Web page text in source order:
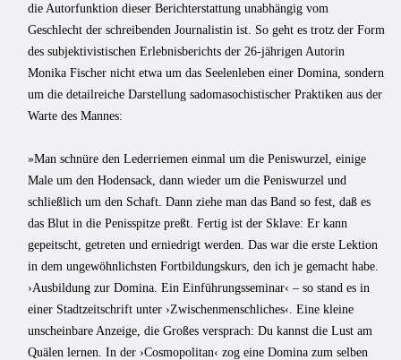
die Autorfunktion dieser Berichterstattung unabhängig vom
Geschlecht der schreibenden Journalistin ist. So geht es trotz der Form
des subjektivistischen Erlebnisberichts der 26-jährigen Autorin
Monika Fischer nicht etwa um das Seelenleben einer Domina, sondern
um die detailreiche Darstellung sadomasochistischer Praktiken aus der
Warte des Mannes:
»Man schnüre den Lederriemen einmal um die Peniswurzel, einige
Male um den Hodensack, dann wieder um die Peniswurzel und
schließlich um den Schaft. Dann ziehe man das Band so fest, daß es
das Blut in die Penisspitze preßt. Fertig ist der Sklave: Er kann
gepeitscht, getreten und erniedrigt werden. Das war die erste Lektion
in dem ungewöhnlichsten Fortbildungskurs, den ich je gemacht habe.
›Ausbildung zur Domina. Ein Einführungsseminar‹ – so stand es in
einer Stadtzeitschrift unter ›Zwischenmenschliches‹. Eine kleine
unscheinbare Anzeige, die Großes versprach: Du kannst die Lust am
Quälen lernen. In der ›Cosmopolitan‹ zog eine Domina zum selben